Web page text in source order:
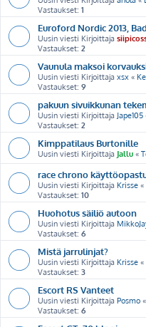
Vastaukset: 1
Euroford Nordic 2013,
Uusin viesti Kirjoittaja
Vastaukset: 2
Vaunula maksoi
Uusin viesti Kirjoittaja xsx «
Vastaukset: 9
pakuun sivuikkunan
Uusin viesti Kirjoittaja Jape105
Vastaukset: 2
Kimppatilaus Burtonille
Uusin viesti Kirjoittaja Jallu «
race chrono
Uusin viesti Kirjoittaja Krisse «
Vastaukset: 10
Huohotus säiliö autoon
Uusin viesti Kirjoittaja
Vastaukset: 6
Mistä jarrulinjat?
Uusin viesti Kirjoittaja Krisse «
Vastaukset: 3
Escort RS Vanteet
Uusin viesti Kirjoittaja Posmo «
Vastaukset: 6